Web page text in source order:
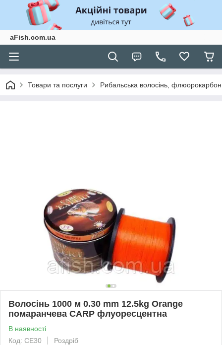
aFish.com.ua
Товари та послуги Рибальська волосінь, флюорокарбон
Волосінь 1000 м 0.30 mm 12.5kg Orange
помаранчева CARP флуоресцентна
В наявності
Код: CE30
Роздріб